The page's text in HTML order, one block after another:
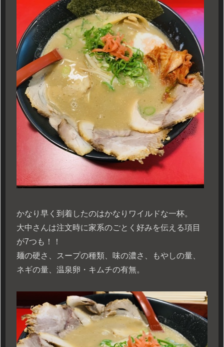
かなり早く到着したのはかなりワイルドな一杯。
大中さんは注文時に家系のごとく好みを伝える項目
が7つも！！
麺の硬さ、スープの種類、味の濃さ、もやしの量、
ネギの量、温泉卵・キムチの有無。